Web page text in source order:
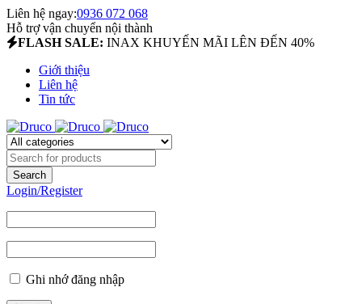
Liên hệ ngay:0936 072 068
Hỗ trợ vận chuyển nội thành
FLASH SALE: INAX KHUYẾN MÃI LÊN ĐẾN 40%
Giới thiệu
Liên hệ
Tin tức
Login/Register
Ghi nhớ đăng nhập